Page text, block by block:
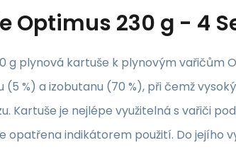
Optimus 230 g - 4
g plynová kartuše k plynovým vařičům
(5 %) a izobutanu (70 %), při čemž
Kartuše je nejlépe využitelná s vařiči
opatřena indikátorem použití. Do